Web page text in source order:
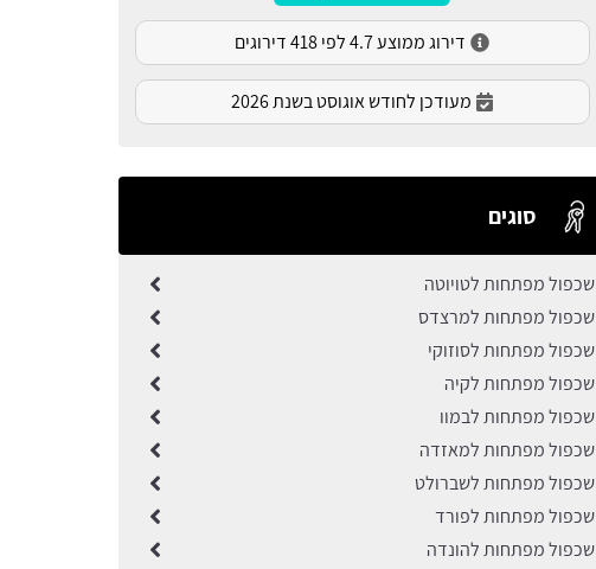
דירוג ממוצע 4.7 לפי 418 דירוגים
מעודכן לחודש אוגוסט בשנת 2026
סוגים
שכפול מפתחות לטויוטה
שכפול מפתחות למרצדס
שכפול מפתחות לסוזוקי
שכפול מפתחות לקיה
שכפול מפתחות לבמוו
שכפול מפתחות למאזדה
שכפול מפתחות לשברולט
שכפול מפתחות לפורד
שכפול מפתחות להונדה